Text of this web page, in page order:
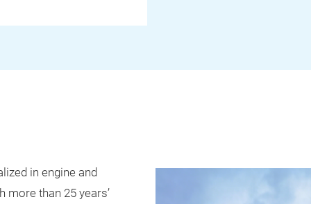
in engine and
more than 25 years’